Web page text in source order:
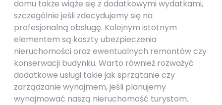
domu także wiąże się z dodatkowymi wydatkami,
szczególnie jeśli zdecydujemy się na
profesjonalną obsługę. Kolejnym istotnym
elementem są koszty ubezpieczenia
nieruchomości oraz ewentualnych remontów czy
konserwacji budynku. Warto również rozważyć
dodatkowe usługi takie jak sprzątanie czy
zarządzanie wynajmem, jeśli planujemy
wynajmować naszą nieruchomość turystom.